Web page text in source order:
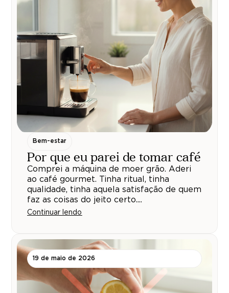
Bem-estar
Por que eu parei de tomar café
Comprei a máquina de moer grão. Aderi
ao café gourmet. Tinha ritual, tinha
qualidade, tinha aquela satisfação de quem
faz as coisas do jeito certo....
Continuar lendo
19 de maio de 2026